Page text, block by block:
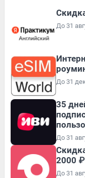
До 31
До 31
35
До 31
2000 ₽
До 31